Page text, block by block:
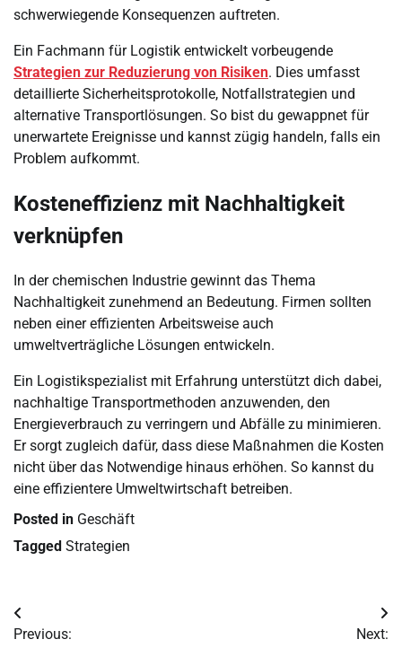
schwerwiegende Konsequenzen auftreten.
Ein Fachmann für Logistik entwickelt vorbeugende
Strategien zur Reduzierung von Risiken. Dies umfasst
detaillierte Sicherheitsprotokolle, Notfallstrategien und
alternative Transportlösungen. So bist du gewappnet für
unerwartete Ereignisse und kannst zügig handeln, falls ein
Problem aufkommt.
Kosteneffizienz mit Nachhaltigkeit
verknüpfen
In der chemischen Industrie gewinnt das Thema
Nachhaltigkeit zunehmend an Bedeutung. Firmen sollten
neben einer effizienten Arbeitsweise auch
umweltverträgliche Lösungen entwickeln.
Ein Logistikspezialist mit Erfahrung unterstützt dich dabei,
nachhaltige Transportmethoden anzuwenden, den
Energieverbrauch zu verringern und Abfälle zu minimieren.
Er sorgt zugleich dafür, dass diese Maßnahmen die Kosten
nicht über das Notwendige hinaus erhöhen. So kannst du
eine effizientere Umweltwirtschaft betreiben.
Posted in Geschäft
Tagged Strategien
Post
Previous:
Next: